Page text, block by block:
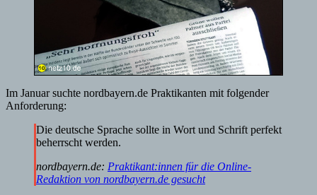
Im Januar suchte nordbayern.de Praktikanten mit folgender
Anforderung:
Die deutsche Sprache sollte in Wort und Schrift perfekt
beherrscht werden.
nordbayern.de: Praktikant:innen für die Online-
Redaktion von nordbayern.de gesucht